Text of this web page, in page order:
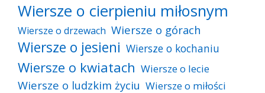
Wiersze o cierpieniu miłosnym
Wiersze o drzewach Wiersze o górach
Wiersze o jesieni Wiersze o kochaniu
Wiersze o kwiatach Wiersze o lecie
Wiersze o ludzkim życiu Wiersze o miłości